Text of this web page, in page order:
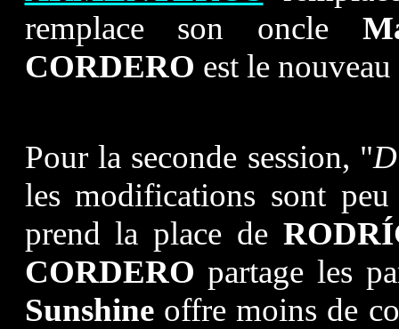
remplace son oncle
CORDERO est le
Pour la seconde session, "
les modifications sont
prend la place de
CORDERO partage les
Sunshineoffre moins de